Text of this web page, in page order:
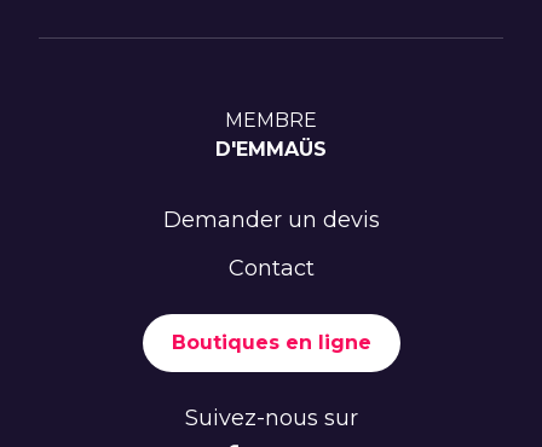
MEMBRE
D'EMMAÜS
Demander un devis
Contact
Boutiques en ligne
Suivez-nous sur